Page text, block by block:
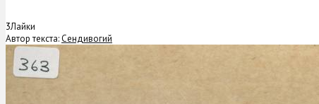
3Лайки
Автор текста: Сендивогий